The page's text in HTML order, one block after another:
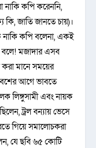
নাকি কপি করেননি,
কি, জাতি জানতে চায়)।
নাকি কপি বলেনা, একই
মজাদার এসব
মানে সময়ের
আগে ভাবতে
লিঙ্গুসামী এবং নায়ক
ট্রল বন্যায় ভেসে
গিয়ে সমালোচকরা
যে ছবি ৬৫ কোটি